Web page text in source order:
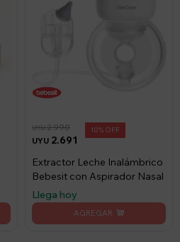
UYU 2.691
UYU2.990 10
Extractor Leche Inalámbrico
Bebesit con Aspirador Nasal
Llega hoy